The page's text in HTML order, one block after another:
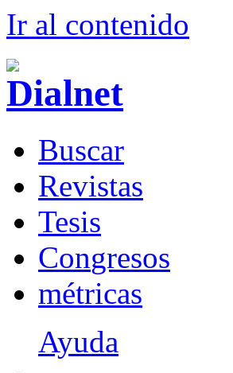
Ir al contenido
Buscar
Revistas
Tesis
Congresos
métricas
Ayuda